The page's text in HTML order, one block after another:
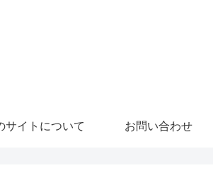
サイトについて お問い合わせ